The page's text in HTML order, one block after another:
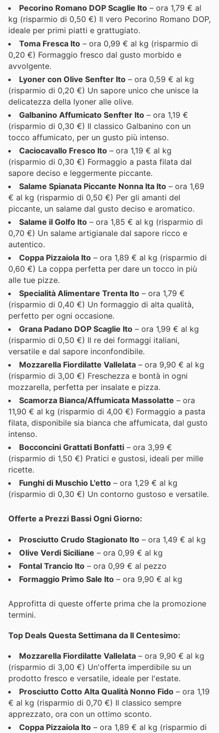
Pecorino Romano DOP Scaglie Ito – ora 1,79 € al
kg (risparmio di 0,50 €) Il vero Pecorino Romano DOP,
ideale per primi piatti e grattugiato.
Toma Fresca Ito – ora 0,99 € al kg (risparmio di
0,20 €) Formaggio fresco dal gusto morbido e
avvolgente.
Lyoner con Olive Senfter Ito – ora 0,59 € al kg
(risparmio di 0,20 €) Un sapore unico che unisce la
delicatezza della lyoner alle olive.
Galbanino Affumicato Senfter Ito – ora 1,19 €
(risparmio di 0,30 €) Il classico Galbanino con un
tocco affumicato, per un gusto più intenso.
Caciocavallo Fresco Ito – ora 1,19 € al kg
(risparmio di 0,30 €) Formaggio a pasta filata dal
sapore deciso e leggermente piccante.
Salame Spianata Piccante Nonna Ita Ito – ora 1,69
€ al kg (risparmio di 0,50 €) Per gli amanti del
piccante, un salame dal gusto deciso e aromatico.
Salame il Golfo Ito – ora 1,85 € al kg (risparmio di
0,70 €) Un salame artigianale dal sapore ricco e
autentico.
Coppa Pizzaiola Ito – ora 1,89 € al kg (risparmio di
0,60 €) La coppa perfetta per dare un tocco in più
alle tue pizze.
Specialità Alimentare Trenta Ito – ora 1,79 €
(risparmio di 0,40 €) Un formaggio di alta qualità,
perfetto per ogni occasione.
Grana Padano DOP Scaglie Ito – ora 1,99 € al kg
(risparmio di 0,50 €) Il re dei formaggi italiani,
versatile e dal sapore inconfondibile.
Mozzarella Fiordilatte Vallelata – ora 9,90 € al kg
(risparmio di 3,00 €) Freschezza e bontà in ogni
mozzarella, perfetta per insalate e pizza.
Scamorza Bianca/Affumicata Massolatte – ora
11,90 € al kg (risparmio di 4,00 €) Formaggio a pasta
filata, disponibile sia bianca che affumicata, dal gusto
intenso.
Bocconcini Grattati Bonfatti – ora 3,99 €
(risparmio di 1,50 €) Pratici e gustosi, ideali per mille
ricette.
Funghi di Muschio L'etto – ora 1,29 € al kg
(risparmio di 0,30 €) Un contorno gustoso e versatile.
Offerte a Prezzi Bassi Ogni Giorno:
Prosciutto Crudo Stagionato Ito – ora 1,49 € al kg
Olive Verdi Siciliane – ora 0,99 € al kg
Fontal Trancio Ito – ora 0,99 € al pezzo
Formaggio Primo Sale Ito – ora 9,90 € al kg
Approfitta di queste offerte prima che la promozione
termini.
Top Deals Questa Settimana da Il Centesimo:
Mozzarella Fiordilatte Vallelata – ora 9,90 € al kg
(risparmio di 3,00 €) Un'offerta imperdibile su un
prodotto fresco e versatile, ideale per l'estate.
Prosciutto Cotto Alta Qualità Nonno Fido – ora 1,19
€ al kg (risparmio di 0,70 €) Il classico sempre
apprezzato, ora con un ottimo sconto.
Coppa Pizzaiola Ito – ora 1,89 € al kg (risparmio di